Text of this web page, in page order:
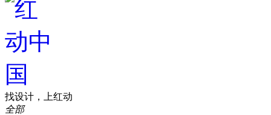
找设计，上红动
全部